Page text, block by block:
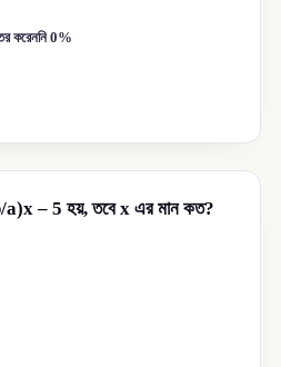
করেননি 0%
– 5 হয়, তবে x এর মান কত?